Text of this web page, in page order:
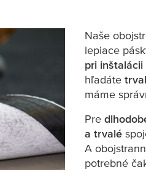
Naše
lepiace
pri
hľadáte
máme
Pre
a trvalé
A
potrebné